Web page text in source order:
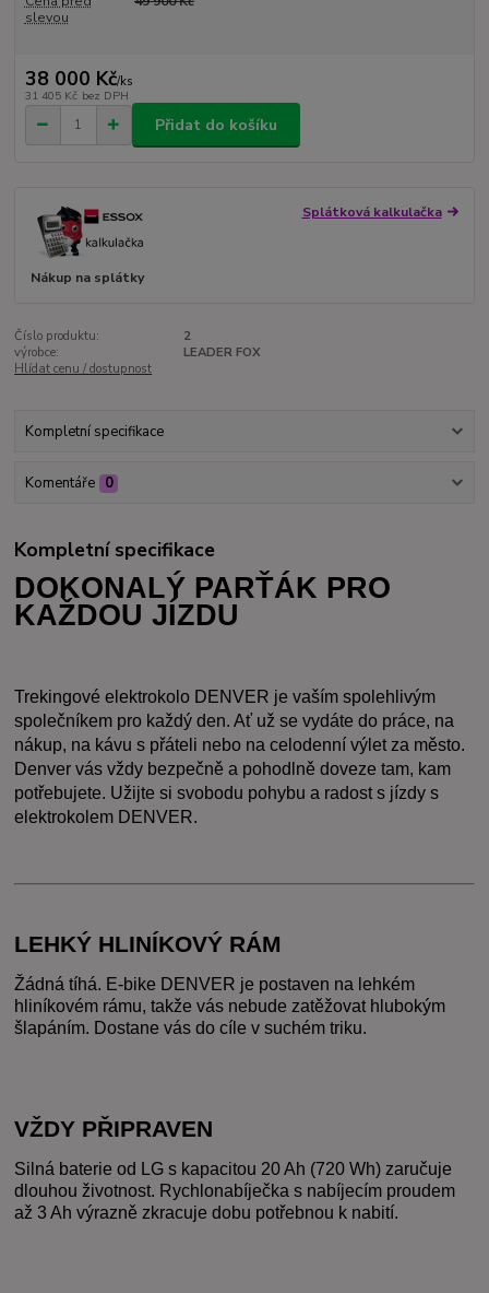
slevou
38 000 Kč/ks
31 405 Kč bez DPH
Přidat do košíku
Splátková kalkulačka
Nákup na splátky
Číslo produktu:
2
výrobce:
LEADER FOX
Hlídat cenu / dostupnost
Kompletní specifikace
Komentáře 0
Kompletní specifikace
DOKONALÝ PARŤÁK PRO
KAŽDOU JÍZDU
Trekingové elektrokolo DENVER je vaším spolehlivým
společníkem pro každý den. Ať už se vydáte do práce, na
nákup, na kávu s přáteli nebo na celodenní výlet za město.
Denver vás vždy bezpečně a pohodlně doveze tam, kam
potřebujete. Užijte si svobodu pohybu a radost s jízdy s
elektrokolem DENVER.
LEHKÝ HLINÍKOVÝ RÁM
Žádná tíhá. E-bike DENVER je postaven na lehkém
hliníkovém rámu, takže vás nebude zatěžovat hlubokým
šlapáním. Dostane vás do cíle v suchém triku.
VŽDY PŘIPRAVEN
Silná baterie od LG s kapacitou 20 Ah (720 Wh) zaručuje
dlouhou životnost. Rychlonabíječka s nabíjecím proudem
až 3 Ah výrazně zkracuje dobu potřebnou k nabití.